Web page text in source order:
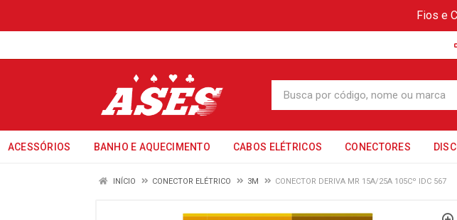
Fios e
ACESSÓRIOS BANHO E AQUECIMENTO CABOS ELÉTRICOS CONECTORES
INÍCIO CONECTOR ELÉTRICO 3M CONECTOR DERIVA MR 15A/25A 105Cº IDC 567